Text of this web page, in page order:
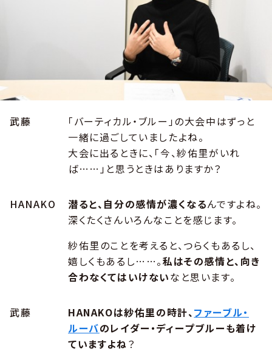
武藤
「バーティカル・ブルー」の大会中はずっと
一緒に過ごしていましたよね。
大会に出るときに、「今、紗佑里がいれ
ば……」と思うときはありますか？
HANAKO 潜ると、自分の感情が濃くなるんですよね。
深くたくさんいろんなことを感じます。
紗佑里のことを考えると、つらくもあるし、
嬉しくもあるし……。私はその感情と、向き
合わなくてはいけないなと思います。
武藤 HANAKOは紗佑里の時計、 ファーブル・
ルーバのレイダー・ディープブルーも着け
ていますよね？